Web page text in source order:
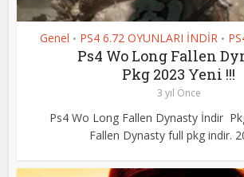
Genel • PS4 6.72 OYUNLARI İNDİR •
Ps4 Wo Long Fallen
Pkg 2023 Yeni !!!
3 yıl Önce
Ps4 Wo Long Fallen Dynasty İndir
Fallen Dynasty full pkg indir.